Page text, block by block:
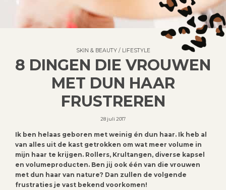
SKIN & BEAUTY/ LIFESTYLE
8 DINGEN DIE VROUWEN
MET DUN HAAR
FRUSTREREN
28 juli 2017
Ik ben helaas geboren met weinig én dun haar. Ik heb al
van alles uit de kast getrokken om wat meer volume in
mijn haar te krijgen. Rollers, Krultangen, diverse kapsel
en volumeproducten. Ben jij ook één van die vrouwen
met dun haar van nature? Dan zullen de volgende
frustraties je vast bekend voorkomen!